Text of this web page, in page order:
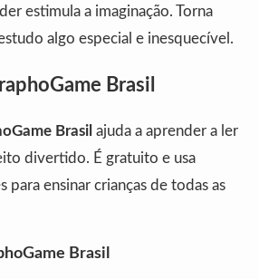
estimula a imaginação. Torna
algo especial e inesquecível.
Brasil
Brasil ajuda a aprender a ler
divertido. É gratuito e usa
para ensinar crianças de todas as
Brasil